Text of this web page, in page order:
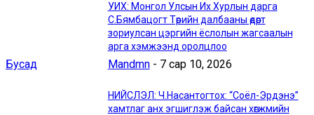
Бусад
УИХ: Монгол Улсын Их Хурлын дарга
С.Бямбацогт Төрийн далбааны өдөрт
зориулсан цэргийн ёслолын жагсаалын
арга хэмжээнд оролцлоо
Mandmn - 7 сар 10, 2026
НИЙСЛЭЛ: Ч.Насантогтох: “Соёл-Эрдэнэ”
хамтлаг анх эгшиглэж байсан хөгжмийн